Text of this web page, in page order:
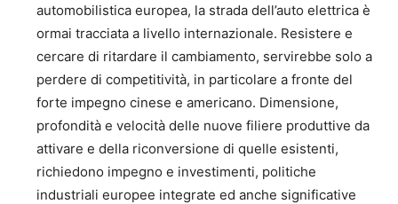
automobilistica europea, la strada dell’auto elettrica è
ormai tracciata a livello internazionale. Resistere e
cercare di ritardare il cambiamento, servirebbe solo a
perdere di competitività, in particolare a fronte del
forte impegno cinese e americano. Dimensione,
profondità e velocità delle nuove filiere produttive da
attivare e della riconversione di quelle esistenti,
richiedono impegno e investimenti, politiche
industriali europee integrate ed anche significative